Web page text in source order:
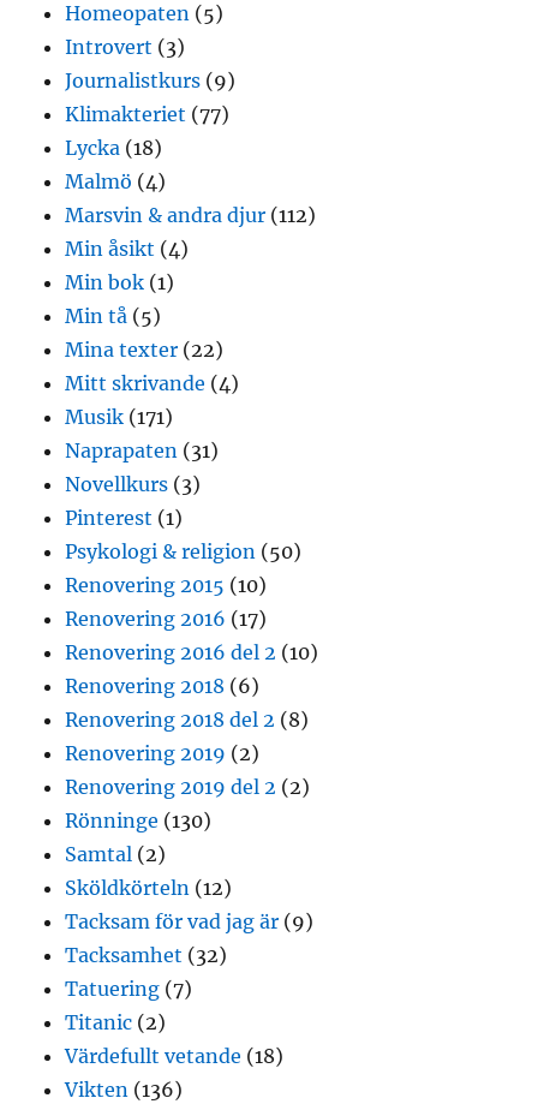
Homeopaten (5)
Introvert (3)
Journalistkurs (9)
Klimakteriet (77)
Lycka (18)
Malmö (4)
Marsvin & andra djur (112)
Min åsikt (4)
Min bok (1)
Min tå (5)
Mina texter (22)
Mitt skrivande (4)
Musik (171)
Naprapaten (31)
Novellkurs (3)
Pinterest (1)
Psykologi & religion (50)
Renovering 2015 (10)
Renovering 2016 (17)
Renovering 2016 del 2 (10)
Renovering 2018 (6)
Renovering 2018 del 2 (8)
Renovering 2019 (2)
Renovering 2019 del 2 (2)
Rönninge (130)
Samtal (2)
Sköldkörteln (12)
Tacksam för vad jag är (9)
Tacksamhet (32)
Tatuering (7)
Titanic (2)
Värdefullt vetande (18)
Vikten (136)